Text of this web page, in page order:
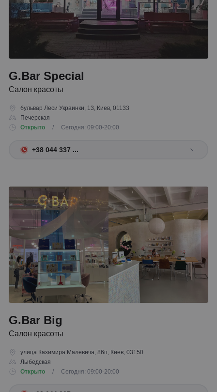
G.Bar Special
Салон красоты
бульвар Леси Украинки, 13, Киев, 01133
Печерская
Открыто
/ Сегодня: 09:00-20:00
+38 044 337 ...
G.Bar Big
Салон красоты
улица Казимира Малевича, 86п, Киев, 03150
Лыбедская
Открыто
/ Сегодня: 09:00-20:00